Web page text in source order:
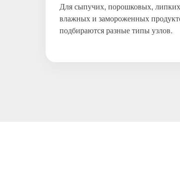
Для сыпучих, порошковых,
влажных и замороженных
подбираются разные типы узлов.